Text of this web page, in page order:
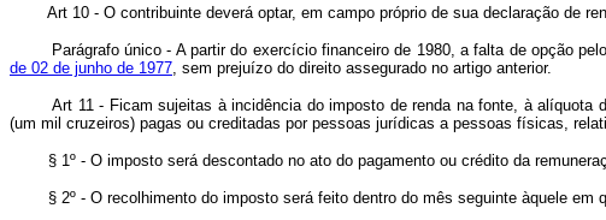
Art 10 - O contribuinte deverá optar, em campo próprio de sua declaração de
Parágrafo único - A partir do exercício financeiro de 1980, a falta de opção
de 02 de junho de 1977 , sem prejuízo do direito assegurado no artigo anterior.
Art 11 - Ficam sujeitas à incidência do imposto de renda na fonte, à alíquota
(um mil cruzeiros) pagas ou creditadas por pessoas jurídicas a pessoas
§ 1º - O imposto será descontado no ato do pagamento ou crédito da
§ 2º - O recolhimento do imposto será feito dentro do mês seguinte àquele em